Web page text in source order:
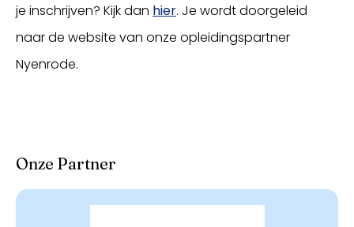
je inschrijven? Kijk dan hier. Je wordt doorgeleid
naar de website van onze opleidingspartner
Nyenrode.
Onze Partner